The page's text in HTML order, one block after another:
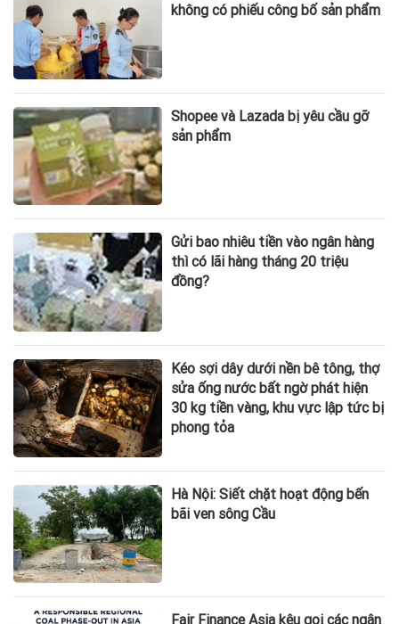
không có phiếu công bố sản phẩm
Shopee và Lazada bị yêu cầu gỡ
sản phẩm
Gửi bao nhiêu tiền vào ngân hàng
thì có lãi hàng tháng 20 triệu
đồng?
Kéo sợi dây dưới nền bê tông, thợ
sửa ống nước bất ngờ phát hiện
30 kg tiền vàng, khu vực lập tức bị
phong tỏa
Hà Nội: Siết chặt hoạt động bến
bãi ven sông Cầu
Fair Finance Asia kêu gọi các ngân